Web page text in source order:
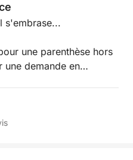
s'embrase...
une parenthèse hors
une demande en
rencontre ou
vers les plus beaux